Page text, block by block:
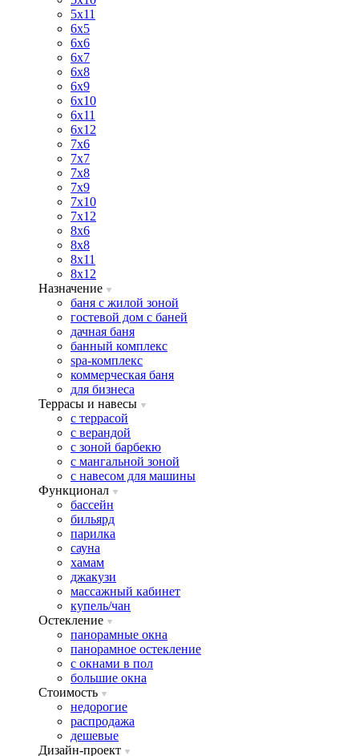
5х11
6х5
6х6
6х7
6х8
6х9
6х10
6х11
6х12
7х6
7х7
7х8
7х9
7х10
7х12
8х6
8х8
8х11
8х12
Назначение
баня с жилой зоной
гостевой дом с баней
дачная баня
банный комплекс
spa-комплекс
коммерческая баня
для бизнеса
Террасы и навесы
с террасой
с верандой
с зоной барбекю
с мангальной зоной
с навесом для машины
Функционал
бассейн
бильярд
парилка
сауна
хамам
джакузи
массажный кабинет
купель/чан
Остекление
панорамные окна
панорамное остекление
с окнами в пол
большие окна
Стоимость
недорогие
распродажа
дешевые
Дизайн-проект